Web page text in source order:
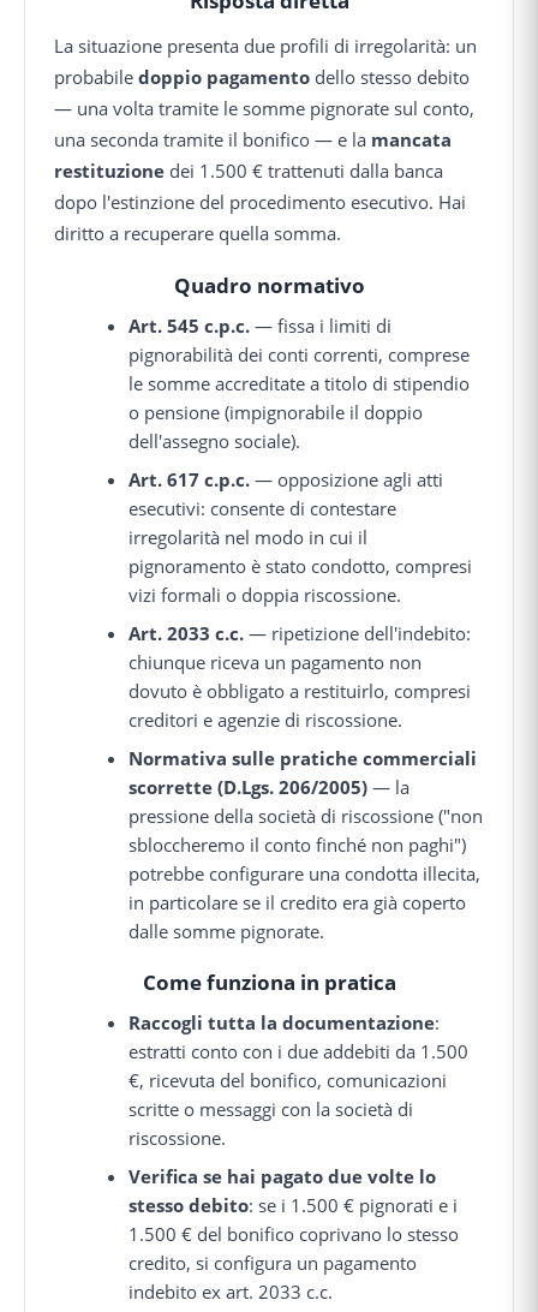
La situazione presenta due profili di irregolarità: un
probabile doppio pagamento dello stesso debito
— una volta tramite le somme pignorate sul conto,
una seconda tramite il bonifico — e la mancata
restituzione dei 1.500 € trattenuti dalla banca
dopo l'estinzione del procedimento esecutivo. Hai
diritto a recuperare quella somma.
Quadro normativo
Art. 545 c.p.c. — fissa i limiti di
pignorabilità dei conti correnti, comprese
le somme accreditate a titolo di stipendio
o pensione (impignorabile il doppio
dell'assegno sociale).
Art. 617 c.p.c. — opposizione agli atti
esecutivi: consente di contestare
irregolarità nel modo in cui il
pignoramento è stato condotto, compresi
vizi formali o doppia riscossione.
Art. 2033 c.c. — ripetizione dell'indebito:
chiunque riceva un pagamento non
dovuto è obbligato a restituirlo, compresi
creditori e agenzie di riscossione.
Normativa sulle pratiche commerciali
scorrette (D.Lgs. 206/2005) — la
pressione della società di riscossione ("non
sbloccheremo il conto finché non paghi")
potrebbe configurare una condotta illecita,
in particolare se il credito era già coperto
dalle somme pignorate.
Come funziona in pratica
Raccogli tutta la documentazione:
estratti conto con i due addebiti da 1.500
€, ricevuta del bonifico, comunicazioni
scritte o messaggi con la società di
riscossione.
Verifica se hai pagato due volte lo
stesso debito: se i 1.500 € pignorati e i
1.500 € del bonifico coprivano lo stesso
credito, si configura un pagamento
indebito ex art. 2033 c.c.